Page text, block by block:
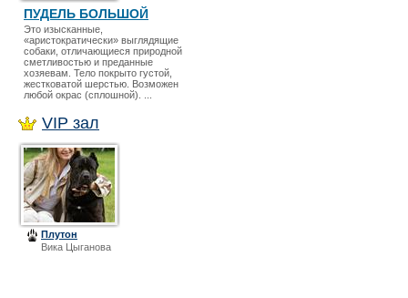
ПУДЕЛЬ БОЛЬШОЙ
Это изысканные,
«аристократически» выглядящие
собаки, отличающиеся природной
сметливостью и преданные
хозяевам. Тело покрыто густой,
жестковатой шерстью. Возможен
любой окрас (сплошной). ...
VIP зал
Плутон
Вика Цыганова